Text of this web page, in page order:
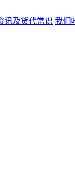
讯及货代常识 我们